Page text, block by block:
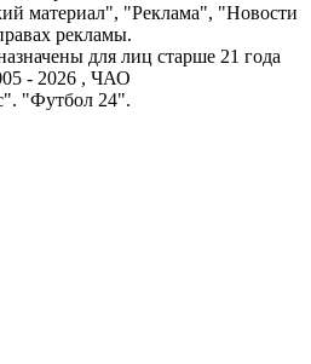
материал", "Реклама", "Новости
рекламы.
для лиц старше 21 года
- 2026 , ЧАО
"Футбол 24".